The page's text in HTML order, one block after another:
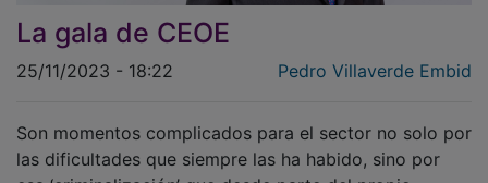
La gala de CEOE
25/11/2023 - 18:22
las dificultades que siempre las ha habido, sino por
esa ‘criminalización’ que desde parte del propio